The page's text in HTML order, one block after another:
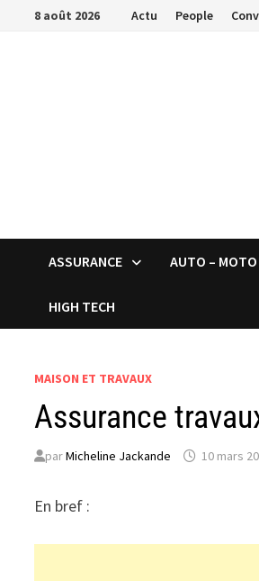
Passer8 août 2026 Actu People
ASSURANCE AUTO – MOTO
HIGH TECH
MAISON ET TRAVAUX
Assurance
parMicheline Jackande 10 mars
En bref :